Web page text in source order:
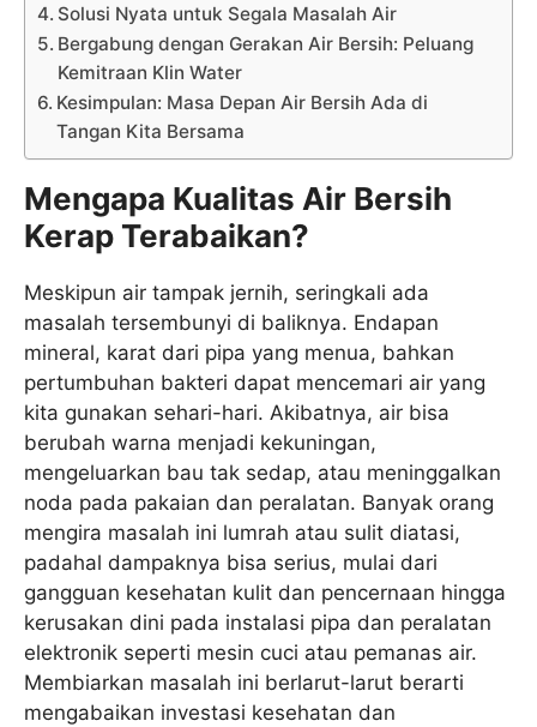
Solusi Nyata untuk Segala Masalah Air
Bergabung dengan Gerakan Air Bersih: Peluang
Kemitraan Klin Water
Kesimpulan: Masa Depan Air Bersih Ada di
Tangan Kita Bersama
Mengapa Kualitas Air Bersih
Kerap Terabaikan?
Meskipun air tampak jernih, seringkali ada
masalah tersembunyi di baliknya. Endapan
mineral, karat dari pipa yang menua, bahkan
pertumbuhan bakteri dapat mencemari air yang
kita gunakan sehari-hari. Akibatnya, air bisa
berubah warna menjadi kekuningan,
mengeluarkan bau tak sedap, atau meninggalkan
noda pada pakaian dan peralatan. Banyak orang
mengira masalah ini lumrah atau sulit diatasi,
padahal dampaknya bisa serius, mulai dari
gangguan kesehatan kulit dan pencernaan hingga
kerusakan dini pada instalasi pipa dan peralatan
elektronik seperti mesin cuci atau pemanas air.
Membiarkan masalah ini berlarut-larut berarti
mengabaikan investasi kesehatan dan